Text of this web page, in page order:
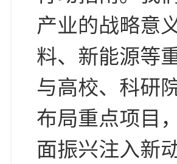
产业的战略意
料、新能源等
与高校、科研
布局重点项目
面振兴注入新